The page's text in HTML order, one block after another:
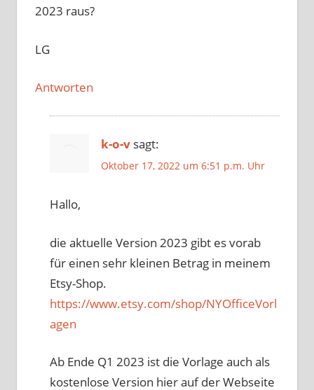
2023 raus?
LG
Antworten
k-o-v sagt:
Oktober 17, 2022 um 6:51 p.m. Uhr
Hallo,
die aktuelle Version 2023 gibt es vorab
für einen sehr kleinen Betrag in meinem
Etsy-Shop.
https://www.etsy.com/shop/NYOfficeVorl
agen
Ab Ende Q1 2023 ist die Vorlage auch als
kostenlose Version hier auf der Webseite